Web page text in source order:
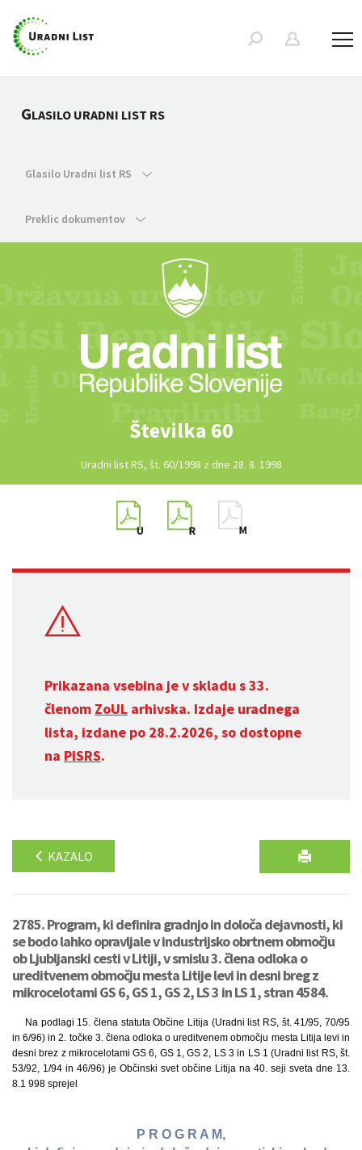
GLASILO URADNI LIST RS
Glasilo Uradni list RS
Preklic dokumentov
Številka 60
Uradni list RS, št. 60/1998 z dne 28. 8. 1998
Prikazana vsebina je v skladu s 33.
členom ZoUL arhivska. Izdaje uradnega
lista, izdane po 28.2.2026, so dostopne
na PISRS.
KAZALO
2785. Program, ki definira gradnjo in določa dejavnosti, ki
se bodo lahko opravljale v industrijsko obrtnem območju
ob Ljubljanski cesti v Litiji, v smislu 3. člena odloka o
ureditvenem območju mesta Litije levi in desni breg z
mikrocelotami GS 6, GS 1, GS 2, LS 3 in LS 1, stran 4584.
Na podlagi 15. člena statuta Občine Litija (Uradni list RS, št. 41/95, 70/95
in 6/96) in 2. točke 3. člena odloka o ureditvenem območju mesta Litija levi in
desni brez z mikrocelotami GS 6, GS 1, GS 2, LS 3 in LS 1 (Uradni list RS, št.
53/92, 1/94 in 46/96) je Občinski svet občine Litija na 40. seji sveta dne 13.
8.1 998 sprejel
P R O G R A M,